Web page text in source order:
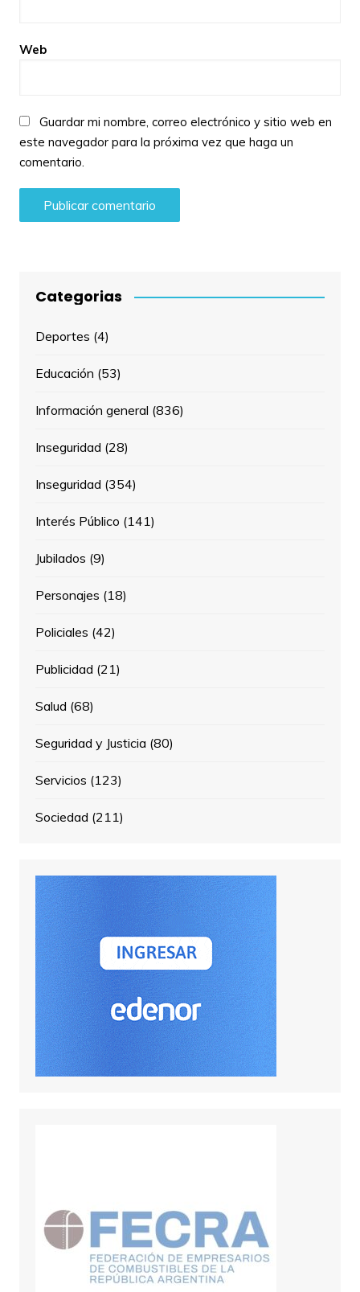
Web
Guardar mi nombre, correo electrónico y sitio web en
este navegador para la próxima vez que haga un
comentario.
Categorias
Deportes (4)
Educación (53)
Información general (836)
Inseguridad (28)
Inseguridad (354)
Interés Público (141)
Jubilados (9)
Personajes (18)
Policiales (42)
Publicidad (21)
Salud (68)
Seguridad y Justicia (80)
Servicios (123)
Sociedad (211)